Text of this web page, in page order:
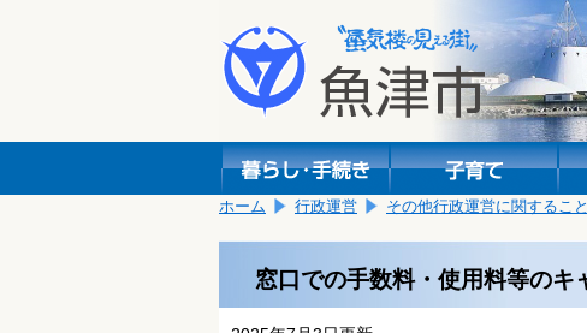
し
ホーム 行政運営 その他行政運営に関すること
窓口での手数料・使用料等のキ